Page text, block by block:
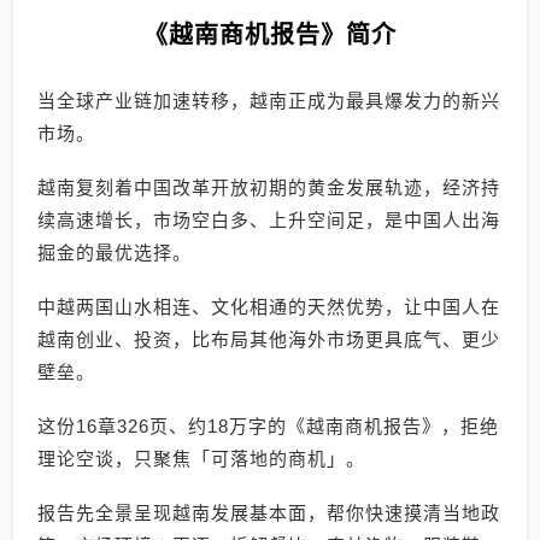
《越南商机报告》简介
当全球产业链加速转移，越南正成为最具爆发力的新兴
市场。
越南复刻着中国改革开放初期的黄金发展轨迹，经济持
续高速增长，市场空白多、上升空间足，是中国人出海
掘金的最优选择。
中越两国山水相连、文化相通的天然优势，让中国人在
越南创业、投资，比布局其他海外市场更具底气、更少
壁垒。
这份16章326页、约18万字的《越南商机报告》，拒绝
理论空谈，只聚焦「可落地的商机」。
报告先全景呈现越南发展基本面，帮你快速摸清当地政